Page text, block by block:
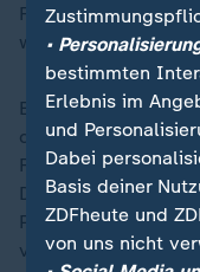
Freitagmorgen, es
weiteren Auskünfte.
Ein dpa-Reporter
dem Gelände des
Flugbetrieb lief
Donnerstag nicht
Presseoffizier
von Montag bis
•
bestimmten
Erlebnis im
und
Dabei
Basis deiner
ZDFheute und
von uns nicht